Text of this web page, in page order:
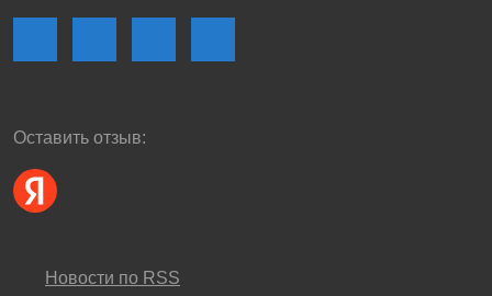
Оставить отзыв:
Новости по RSS